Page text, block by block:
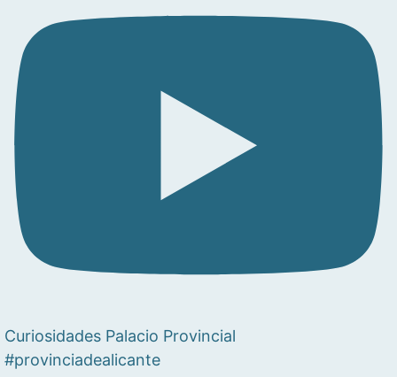
Curiosidades Palacio Provincial
#provinciadealicante